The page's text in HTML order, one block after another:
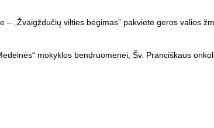
„Žvaigždučių vilties bėgimas” pakvietė geros valios
mokyklos bendruomenei, Šv. Pranciškaus